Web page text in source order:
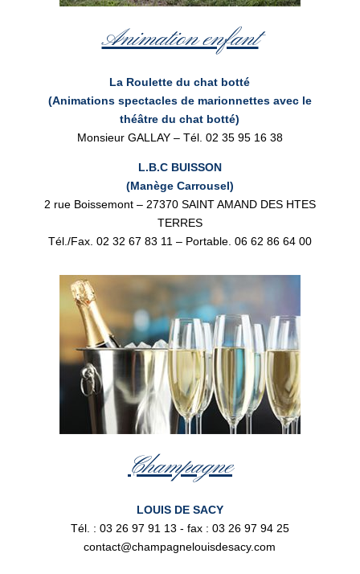
Animation enfant
La Roulette du chat botté
(Animations spectacles de marionnettes avec le
théâtre du chat botté)
Monsieur GALLAY – Tél. 02 35 95 16 38
L.B.C BUISSON
(Manège Carrousel)
2 rue Boissemont – 27370 SAINT AMAND DES HTES
TERRES
Tél./Fax. 02 32 67 83 11 – Portable. 06 62 86 64 00
Champagne
LOUIS DE SACY
Tél. : 03 26 97 91 13 - fax : 03 26 97 94 25
contact@champagnelouisdesacy.com